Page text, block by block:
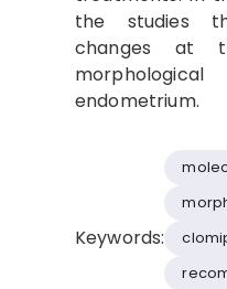
the studies
changes at
endometrium.
Keywords: